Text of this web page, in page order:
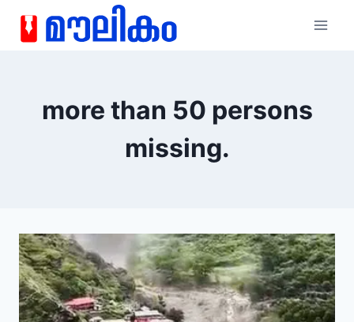
more than 50 persons
missing.